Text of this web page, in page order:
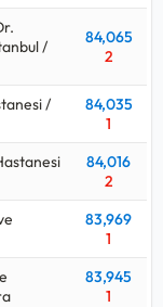
/
84,065
2
/
84,035
1
84,016
2
83,969
1
83,945
1